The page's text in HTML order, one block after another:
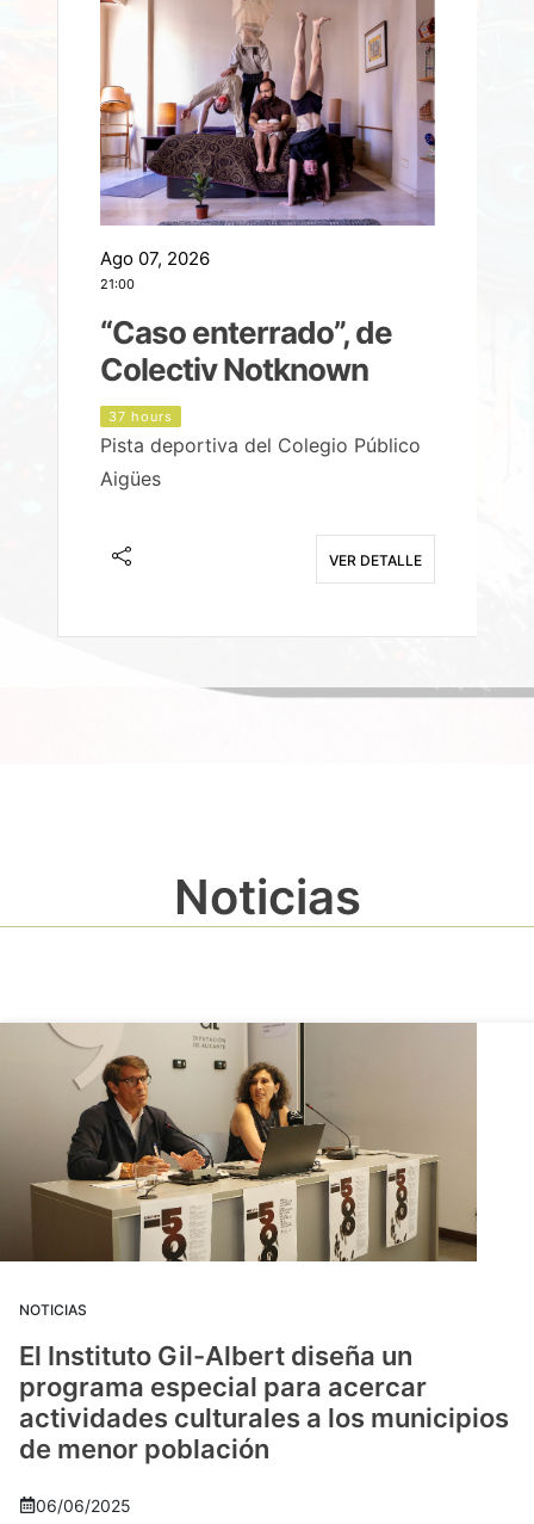
Ago 07, 2026
21:00
“Caso enterrado”, de
Colectiv Notknown
37 hours
Pista deportiva del Colegio Público
Aigües
VER DETALLE
Noticias
NOTICIAS
El Instituto Gil-Albert diseña un
programa especial para acercar
actividades culturales a los municipios
de menor población
06/06/2025